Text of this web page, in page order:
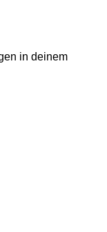
in deinem